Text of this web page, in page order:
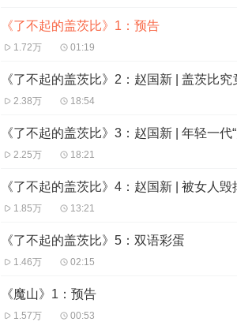
《了不起的盖茨比》1：预告
1.72万 01:19
《了不起的盖茨比》2：赵国新 | 盖茨比
2.38万 18:54
《了不起的盖茨比》3：赵国新 | 年轻一代
2.25万 18:21
《了不起的盖茨比》4：赵国新 | 被女人
1.85万 13:21
《了不起的盖茨比》5：双语彩蛋
1.46万 02:15
《魔山》1：预告
1.57万 00:53